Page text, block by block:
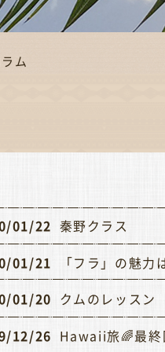
ム
01/22 秦野クラス
01/21 「フラ」の魅力
01/20 クムのレッスン
12/26 Hawaii旅🌈最終